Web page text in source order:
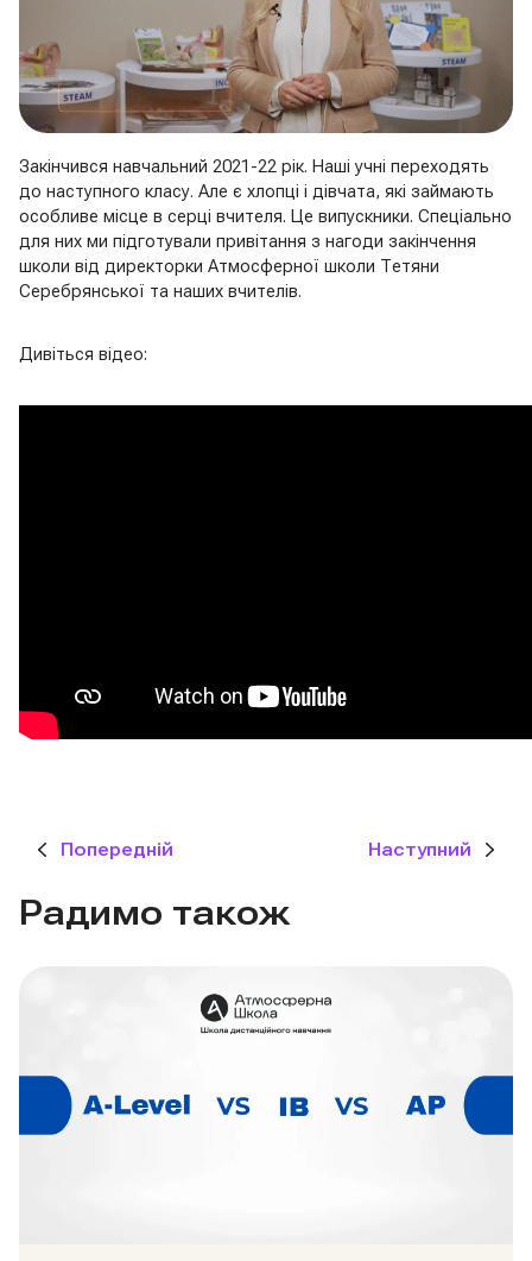
Закінчився навчальний 2021-22 рік. Наші учні переходять
до наступного класу. Але є хлопці і дівчата, які займають
особливе місце в серці вчителя. Це випускники. Спеціально
для них ми підготували привітання з нагоди закінчення
школи від директорки Атмосферної школи Тетяни
Серебрянської та наших вчителів.
Дивіться відео:
Попередній Наступний
Радимо також